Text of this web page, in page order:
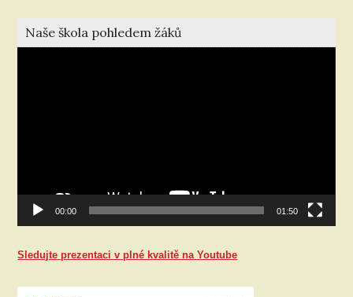
Naše škola pohledem žáků
00:00 01:50
Sledujte prezentaci v plné kvalitě na Youtube